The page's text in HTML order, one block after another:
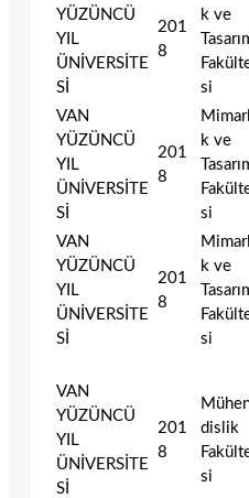
YÜZÜNCÜ
YIL
ÜNİVERSİTE
Sİ
201
8
k ve
si
VAN
YÜZÜNCÜ
YIL
ÜNİVERSİTE
Sİ
201
8
k ve
si
VAN
YÜZÜNCÜ
YIL
ÜNİVERSİTE
Sİ
201
8
k ve
si
VAN
YÜZÜNCÜ
YIL
ÜNİVERSİTE
Sİ
201
8
dislik
si